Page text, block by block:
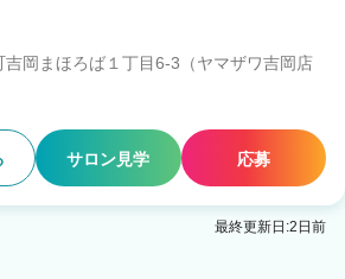
岡まほろば１丁目6-3（ヤマザワ吉岡店
サロン見学 応募
最終更新日:2日前